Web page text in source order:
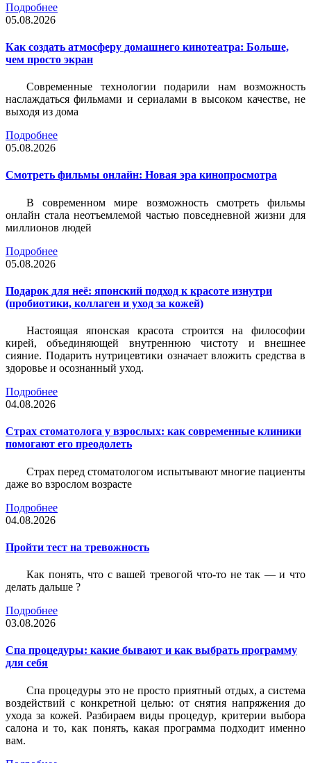
Подробнее
05.08.2026
Как создать атмосферу домашнего кинотеатра: Больше,
чем просто экран
Современные технологии подарили нам возможность
наслаждаться фильмами и сериалами в высоком качестве, не
выходя из дома
Подробнее
05.08.2026
Смотреть фильмы онлайн: Новая эра кинопросмотра
В современном мире возможность смотреть фильмы
онлайн стала неотъемлемой частью повседневной жизни для
миллионов людей
Подробнее
05.08.2026
Подарок для неё: японский подход к красоте изнутри
(пробиотики, коллаген и уход за кожей)
Настоящая японская красота строится на философии
кирей, объединяющей внутреннюю чистоту и внешнее
сияние. Подарить нутрицевтики означает вложить средства в
здоровье и осознанный уход.
Подробнее
04.08.2026
Страх стоматолога у взрослых: как современные клиники
помогают его преодолеть
Страх перед стоматологом испытывают многие пациенты
даже во взрослом возрасте
Подробнее
04.08.2026
Пройти тест на тревожность
Как понять, что с вашей тревогой что-то не так — и что
делать дальше ?
Подробнее
03.08.2026
Спа процедуры: какие бывают и как выбрать программу
для себя
Спа процедуры это не просто приятный отдых, а система
воздействий с конкретной целью: от снятия напряжения до
ухода за кожей. Разбираем виды процедур, критерии выбора
салона и то, как понять, какая программа подходит именно
вам.